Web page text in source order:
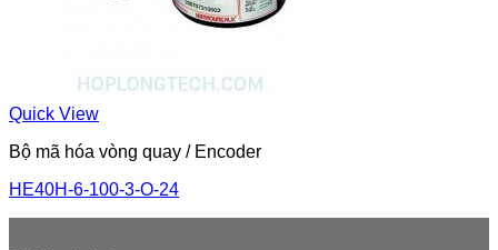
Quick View
Bộ mã hóa vòng quay / Encoder
HE40H-6-100-3-O-24